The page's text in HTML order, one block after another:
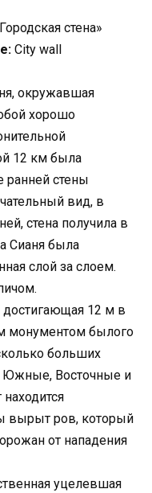
стена»
City wall
окружавшая
хорошо
12 км была
ранней стены
вид, в
стена получила в
Сианя была
слой за слоем.
достигающая 12 м в
монументом былого
больших
Южные, Восточные и
вырыт ров, который
от нападения
уцелевшая